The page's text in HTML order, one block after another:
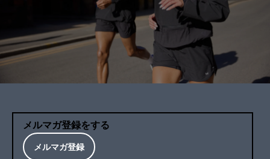
メルマガ登録をする
メルマガ登録